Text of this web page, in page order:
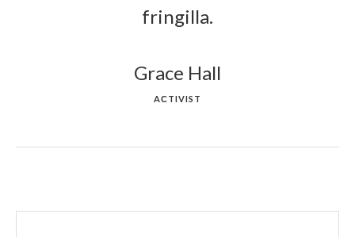
fringilla.
Grace Hall
AСTIVIST